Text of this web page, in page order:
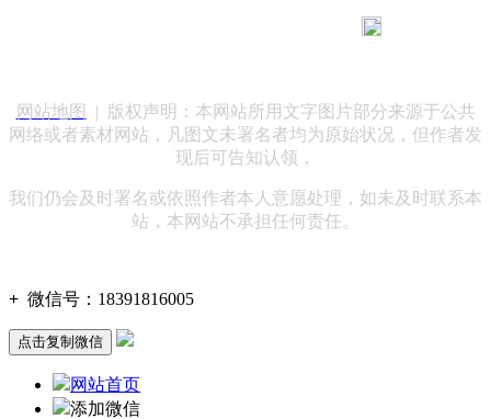
网站地图
| 版权声明：本网站所用文字图片部分来源于公共
网络或者素材网站，凡图文未署名者均为原始状况，但作者发
现后可告知认领，
我们仍会及时署名或依照作者本人意愿处理，如未及时联系本
站，本网站不承担任何责任。
+ 微信号： 18391816005
点击复制微信
网站首页
添加微信